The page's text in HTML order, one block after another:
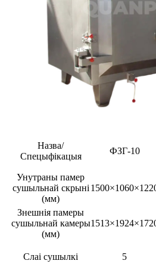
Назва/
Спецыфікацыя
ФЗГ-10
Унутраны памер
сушыльнай скрыні
(мм)
Знешнія памеры
сушыльнай камеры
(мм)
Слаі сушылкі 5